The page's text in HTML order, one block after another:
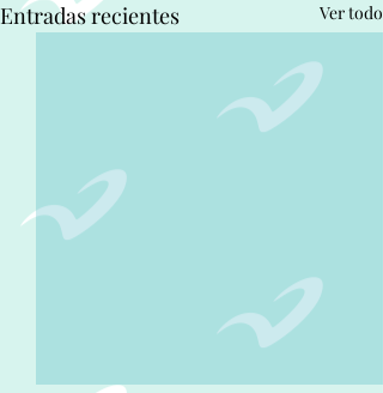
Entradas recientes Ver todo